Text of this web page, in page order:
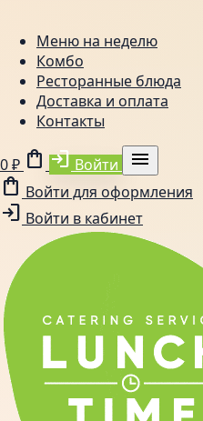
Меню на неделю
Комбо
Ресторанные блюда
Доставка и оплата
Контакты
0 ₽ shopping_bag login Войти
menu
shopping_bag Войти для оформления
login Войти в кабинет